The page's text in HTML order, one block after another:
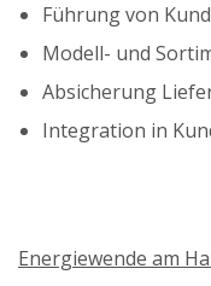
Führung von
Modell- und
Absicherung
Integration in
Energiewende am